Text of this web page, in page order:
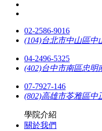
02-2586-9016
(104)台北市中山區中
04-2496-5325
(402)台中市南區忠明
07-7927-146
(802)高雄市苓雅區中
學院介紹
關於我們